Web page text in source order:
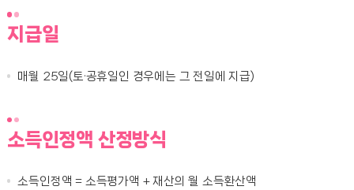
지급일
매월 25일(토·공휴일인 경우에는 그 전일에 지급)
소득인정액 산정방식
소득인정액 = 소득평가액 + 재산의 월 소득환산액